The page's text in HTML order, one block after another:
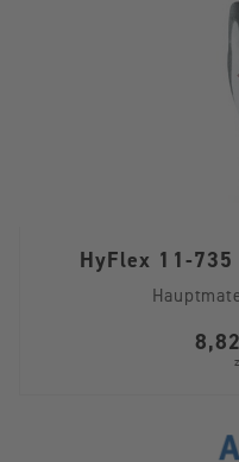
HyFlex 11-